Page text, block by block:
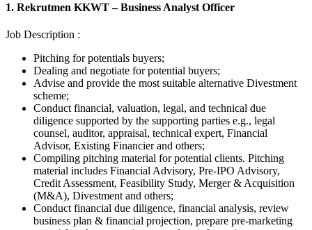
1. Rekrutmen KKWT – Business Analyst Officer
Job Description :
Pitching for potentials buyers;
Dealing and negotiate for potential buyers;
Advise and provide the most suitable alternative Divestment
scheme;
Conduct financial, valuation, legal, and technical due
diligence supported by the supporting parties e.g., legal
counsel, auditor, appraisal, technical expert, Financial
Advisor, Existing Financier and others;
Compiling pitching material for potential clients. Pitching
material includes Financial Advisory, Pre-IPO Advisory,
Credit Assessment, Feasibility Study, Merger & Acquisition
(M&A), Divestment and others;
Conduct financial due diligence, financial analysis, review
business plan & financial projection, prepare pre-marketing